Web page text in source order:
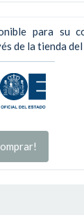
para su
de la tienda del